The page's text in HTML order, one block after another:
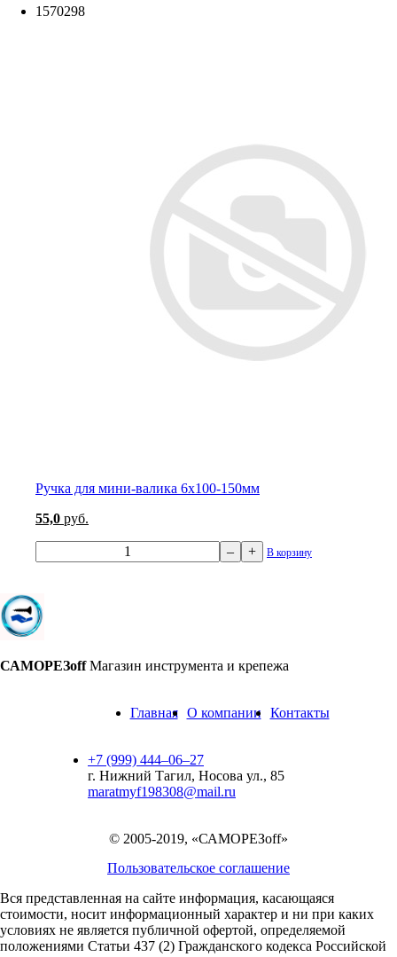
1570298
Ручка для мини-валика 6х100-150мм
55,0 руб.
– + В корзину
САМОРЕЗoff Магазин инструмента и крепежа
Главная О компании Контакты
+7 (999) 444‒06‒27
г. Нижний Тагил, Носова ул., 85
maratmyf198308@mail.ru
© 2005-2019, «САМОРЕЗoff»
Пользовательское соглашение
Вся представленная на сайте информация, касающаяся
стоимости, носит информационный характер и ни при каких
условиях не является публичной офертой, определяемой
положениями Статьи 437 (2) Гражданского кодекса Российской